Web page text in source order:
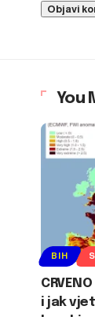
You
BIH
i jak